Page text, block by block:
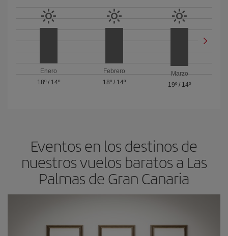
Enero
18º/ 14º
Febrero
18º/ 14º
Marzo
19º / 14º
Eventos en los destinos de
nuestros vuelos baratos a Las
Palmas de Gran Canaria